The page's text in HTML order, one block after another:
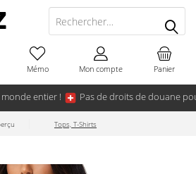
entier ! Pas de droits de douane
Panier
Mémo Mon compte
Tops, T-Shirts